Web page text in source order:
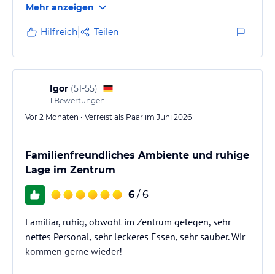
Mehr anzeigen
Hilfreich Teilen
Igor (51-55)
1 Bewertungen
Vor 2 Monaten • Verreist als Paar im Juni 2026
Familienfreundliches Ambiente und ruhige
Lage im Zentrum
6 / 6
Familiär, ruhig, obwohl im Zentrum gelegen, sehr
nettes Personal, sehr leckeres Essen, sehr sauber. Wir
kommen gerne wieder!